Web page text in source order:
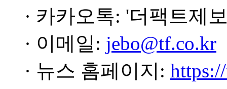
· 카카오톡: '더팩트제
· 이메일: jebo@tf.co.kr
· 뉴스 홈페이지: